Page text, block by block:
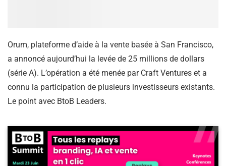
Orum, plateforme d’aide à la vente basée à San Francisco,
a annoncé aujourd’hui la levée de 25 millions de dollars
(série A). L’opération a été menée par Craft Ventures et a
connu la participation de plusieurs investisseurs existants.
Le point avec BtoB Leaders.